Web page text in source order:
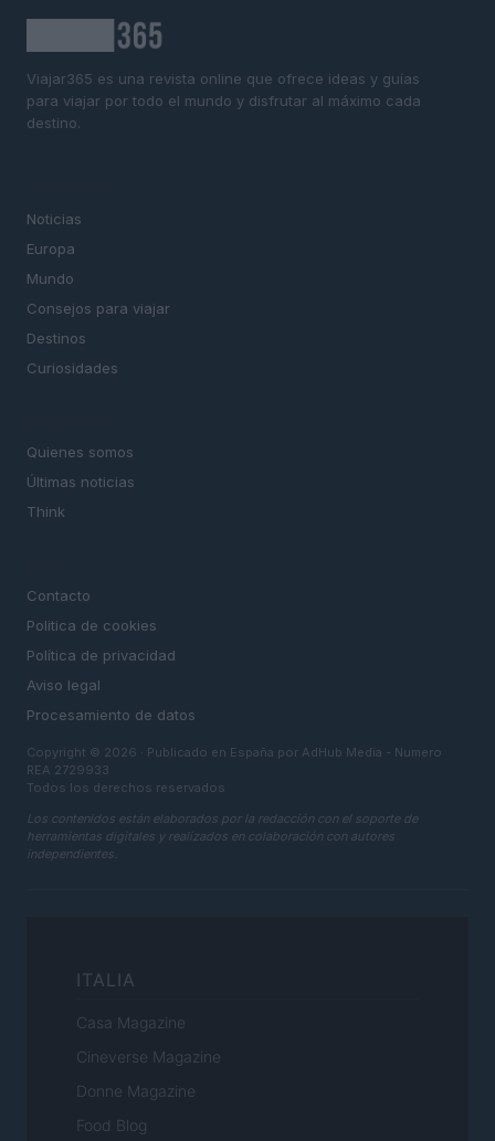
Viajar365 es una revista online que ofrece ideas y guías
para viajar por todo el mundo y disfrutar al máximo cada
destino.
Noticias
Europa
Mundo
Consejos para viajar
Destinos
Curiosidades
Quienes somos
Últimas noticias
Think
Contacto
Politica de cookies
Política de privacidad
Aviso legal
Procesamiento de datos
Copyright © 2026 · Publicado en España por AdHub Media - Numero
REA 2729933
Todos los derechos reservados
Los contenidos están elaborados por la redacción con el soporte de
herramientas digitales y realizados en colaboración con autores
independientes.
ITALIA
Casa Magazine
Cineverse Magazine
Donne Magazine
Food Blog